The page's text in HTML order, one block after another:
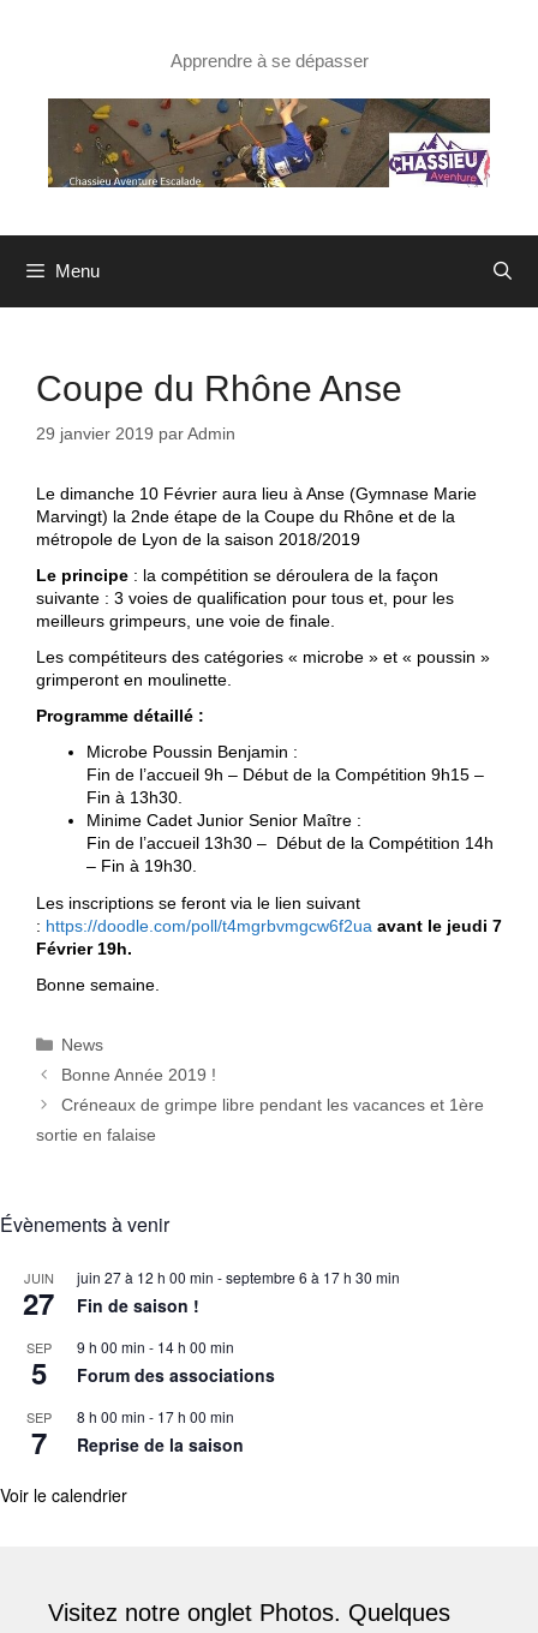
Apprendre à se dépasser
Menu
Coupe du Rhône Anse
29 janvier 2019 parAdmin
Le dimanche 10 Février aura lieu à Anse (Gymnase Marie
Marvingt) la 2nde étape de la Coupe du Rhône et de la
métropole de Lyon de la saison 2018/2019
Le principe : la compétition se déroulera de la façon
suivante : 3 voies de qualification pour tous et, pour les
meilleurs grimpeurs, une voie de finale.
Les compétiteurs des catégories « microbe » et « poussin »
grimperont en moulinette.
Programme détaillé :
Microbe Poussin Benjamin :
Fin de l’accueil 9h – Début de la Compétition 9h15 –
Fin à 13h30.
Minime Cadet Junior Senior Maître :
Fin de l’accueil 13h30 – Début de la Compétition 14h
– Fin à 19h30.
Les inscriptions se feront via le lien suivant
: https://doodle.com/poll/t4mgrbvmgcw6f2ua avant le jeudi 7
Février 19h.
Bonne semaine.
Catégories
News
Bonne Année 2019 !
Créneaux de grimpe libre pendant les vacances et 1ère
sortie en falaise
Évènements à venir
JUIN
27
juin 27 à 12 h 00 min -septembre 6 à 17 h 30 min
Fin de saison !
SEP
5
9 h 00 min - 14 h 00 min
Forum des associations
SEP
7
8 h 00 min - 17 h 00 min
Reprise de la saison
Voir le calendrier
Visitez notre onglet Photos. Quelques